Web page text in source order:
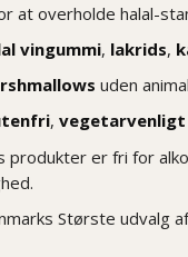
at overholde halal-
vingummi, lakrids,
uden
, vegetarvenligt
produkter er fri for
Største udvalg